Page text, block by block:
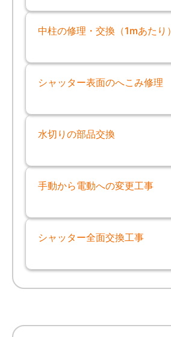
中柱の修理・交換（1mあたり）
シャッター表面のへこみ修理
水切りの部品交換
手動から電動への変更工事
シャッター全面交換工事